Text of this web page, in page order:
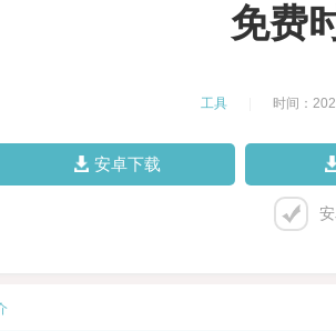
免费
工具 时间：
安卓下载